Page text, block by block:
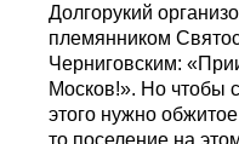
Долгорукий
племянником
Черниговским:
Москов!». Но чтобы
этого нужно